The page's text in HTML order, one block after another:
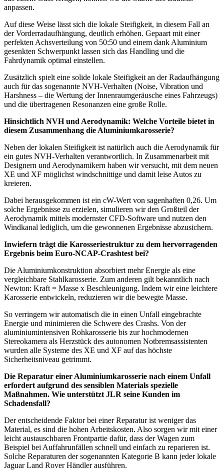
anpassen.
Auf diese Weise lässt sich die lokale Steifigkeit, in diesem Fall an
der Vorderradaufhängung, deutlich erhöhen. Gepaart mit einer
perfekten Achsverteilung von 50:50 und einem dank Aluminium
gesenkten Schwerpunkt lassen sich das Handling und die
Fahrdynamik optimal einstellen.
Zusätzlich spielt eine solide lokale Steifigkeit an der Radaufhängung
auch für das sogenannte NVH-Verhalten (Noise, Vibration und
Harshness – die Wertung der Innenraumgeräusche eines Fahrzeugs)
und die übertragenen Resonanzen eine große Rolle.
Hinsichtlich NVH und Aerodynamik: Welche Vorteile bietet in
diesem Zusammenhang die Aluminiumkarosserie?
Neben der lokalen Steifigkeit ist natürlich auch die Aerodynamik für
ein gutes NVH-Verhalten verantwortlich. In Zusammenarbeit mit
Designern und Aerodynamikern haben wir versucht, mit dem neuen
XE und XF möglichst windschnittige und damit leise Autos zu
kreieren.
Dabei herausgekommen ist ein cW-Wert von sagenhaften 0,26. Um
solche Ergebnisse zu erzielen, simulieren wir den Großteil der
Aerodynamik mittels modernster CFD-Software und nutzen den
Windkanal lediglich, um die gewonnenen Ergebnisse abzusichern.
Inwiefern trägt die Karosseriestruktur zu dem hervorragenden
Ergebnis beim Euro-NCAP-Crashtest bei?
Die Aluminiumkonstruktion absorbiert mehr Energie als eine
vergleichbare Stahlkarosserie. Zum anderen gilt bekanntlich nach
Newton: Kraft = Masse x Beschleunigung. Indem wir eine leichtere
Karosserie entwickeln, reduzieren wir die bewegte Masse.
So verringern wir automatisch die in einen Unfall eingebrachte
Energie und minimieren die Schwere des Crashs. Von der
aluminiumintensiven Rohkarosserie bis zur hochmodernen
Stereokamera als Herzstück des autonomen Notbremsassistenten
wurden alle Systeme des XE und XF auf das höchste
Sicherheitsniveau getrimmt.
Die Reparatur einer Aluminiumkarosserie nach einem Unfall
erfordert aufgrund des sensiblen Materials spezielle
Maßnahmen. Wie unterstützt JLR seine Kunden im
Schadensfall?
Der entscheidende Faktor bei einer Reparatur ist weniger das
Material, es sind die hohen Arbeitskosten. Also sorgen wir mit einer
leicht austauschbaren Frontpartie dafür, dass der Wagen zum
Beispiel bei Auffahrunfällen schnell und einfach zu reparieren ist.
Solche Reparaturen der sogenannten Kategorie B kann jeder lokale
Jaguar Land Rover Händler ausführen.